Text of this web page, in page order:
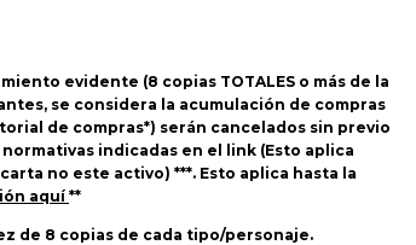
evidente (8 copias TOTALES o más de la
se considera la acumulación de compras
de compras*) serán cancelados sin previo
indicadas en el link (Esto aplica
no este activo) ***. Esto aplica hasta la
aquí **
de 8 copias de cada tipo/personaje.